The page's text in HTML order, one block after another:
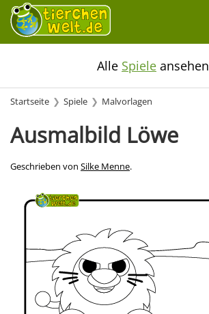
Alle Spiele ansehen
Startseite Spiele Malvorlagen
Ausmalbild Löwe
Geschrieben von Silke Menne.